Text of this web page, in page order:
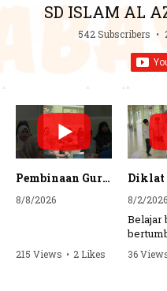
SD ISLAM AL
542 Subscribers •
Pembinaan Guru oleh Pengawas YPI Al Azhar🌱 #short #ytshorts #yt #guru #sekolah #surabaya #alazhar
8/8/2026
215 Views • 2 Likes
8/2/2026
Belajar
36